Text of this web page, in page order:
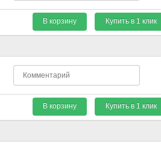
В корзину Купить в 1 клик
В корзину Купить в 1 клик